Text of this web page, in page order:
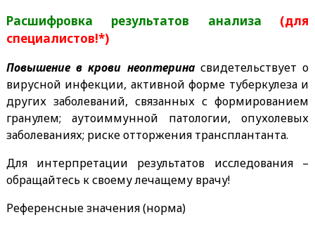
Расшифровка результатов анализа (для
специалистов!*)
Повышение в крови неоптеринасвидетельствует о
вирусной инфекции, активной форме туберкулеза и
других заболеваний, связанных с формированием
гранулем; аутоиммунной патологии, опухолевых
заболеваниях; риске отторжения трансплантанта.
Для интерпретации результатов исследования –
обращайтесь к своему лечащему врачу!
Референсные значения (норма)